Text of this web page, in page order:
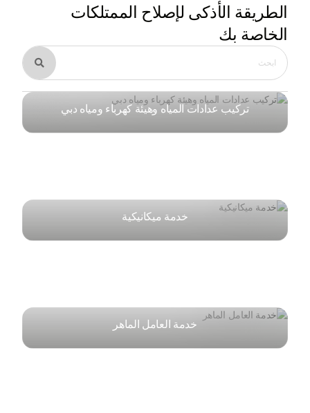
الطريقة الأذكى لإصلاح الممتلكات
الخاصة بك

تركيب عدادات المياه وهيئة كهرباء ومياه دبي
خدمة ميكانيكية
خدمة العامل الماهر